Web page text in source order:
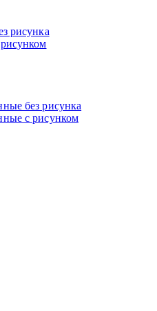
рисунка
без рисунка
с рисунком